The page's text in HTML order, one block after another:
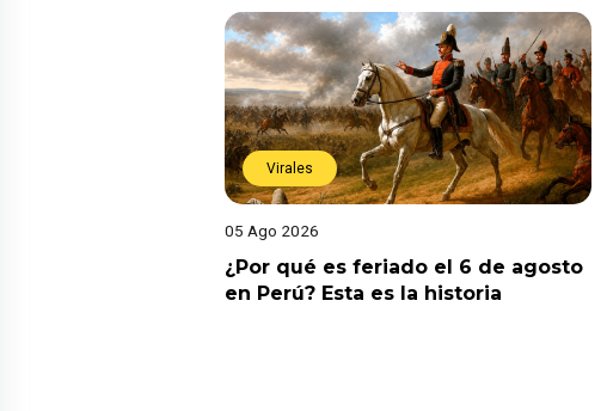
Virales
05 Ago 2026
¿Por qué es feriado el 6 de agosto
en Perú? Esta es la historia